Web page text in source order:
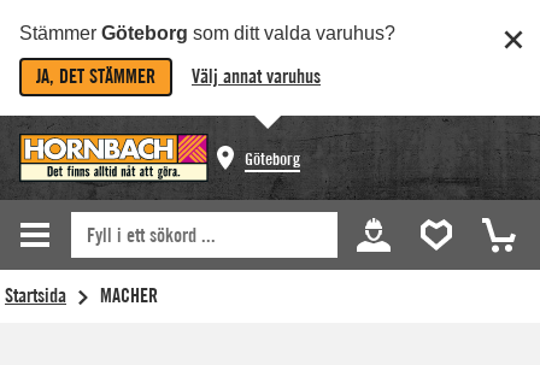
Stämmer Göteborg som ditt valda varuhus?
JA, DET STÄMMER Välj annat varuhus
Göteborg